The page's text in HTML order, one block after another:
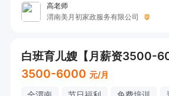
高老师
渭南美月初家政服务有限公司
白班育儿嫂【月薪资3500-
3500-6000 元/月